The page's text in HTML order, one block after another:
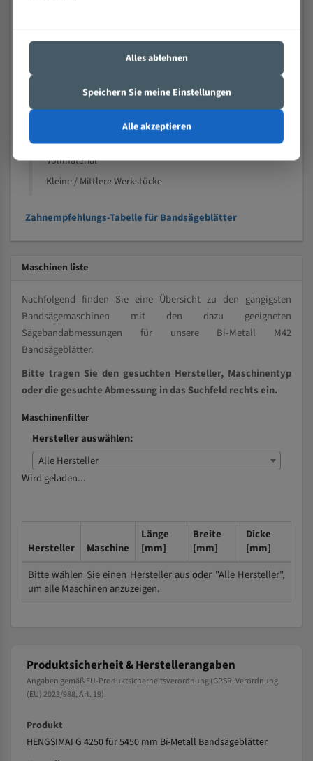
Speziell entwickelt für Profile / Rohre
Kleine und mittlere Profile / Kleine Durchmesser
Vollmaterial
Kleine / Mittlere Werkstücke
Zahnempfehlungs-Tabelle für Bandsägeblätter
Maschinen liste
Nachfolgend finden Sie eine Übersicht zu den gängigsten
Bandsägemaschinen mit den dazu geeigneten
Sägebandabmessungen für unsere Bi-Metall M42
Bandsägeblätter.
Bitte tragen Sie den gesuchten Hersteller, Maschinentyp
oder die gesuchte Abmessung in das Suchfeld rechts ein.
Maschinenfilter
Hersteller auswählen:
Alle Hersteller
Wird geladen...
Hersteller Maschine
Länge
[mm]
Breite
[mm]
Dicke
[mm]
Bitte wählen Sie einen Hersteller aus oder "Alle Hersteller",
um alle Maschinen anzuzeigen.
Produktsicherheit & Herstellerangaben
Angaben gemäß EU-Produktsicherheitsverordnung (GPSR, Verordnung
(EU) 2023/988, Art. 19).
Produkt
HENGSIMAI G 4250 für 5450 mm Bi-Metall Bandsägeblätter
Alles ablehnen
Speichern Sie meine Einstellungen
Alle akzeptieren